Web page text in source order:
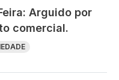
Arguido por
comercial.